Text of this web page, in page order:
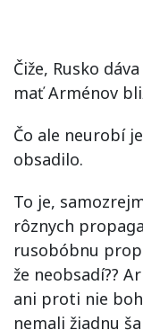
Čiže, Rusko
mať Arménov
Čo ale neurobí
obsadilo.
To je,
rôznych
rusobóbnu
že neobsadí??
ani proti nie
nemali žiadnu